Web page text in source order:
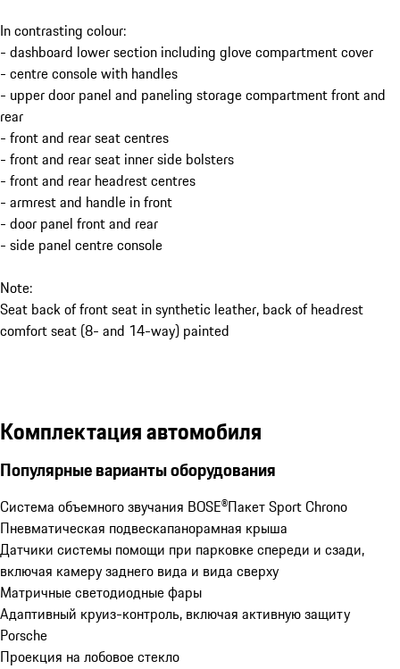
In contrasting colour:
- dashboard lower section including glove compartment cover
- centre console with handles
- upper door panel and paneling storage compartment front and
rear
- front and rear seat centres
- front and rear seat inner side bolsters
- front and rear headrest centres
- armrest and handle in front
- door panel front and rear
- side panel centre console
Note:
Seat back of front seat in synthetic leather, back of headrest
comfort seat (8- and 14-way) painted
Комплектация автомобиля
Популярные варианты оборудования
Система объемного звучания BOSE®Пакет Sport Chrono
Пневматическая подвескапанорамная крыша
Датчики системы помощи при парковке спереди и сзади,
включая камеру заднего вида и вида сверху
Матричные светодиодные фары
Адаптивный круиз-контроль, включая активную защиту
Porsche
Проекция на лобовое стекло